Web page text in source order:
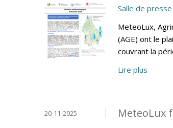
Salle de presse
MeteoLux,
(AGE) ont le
couvrant la
Lire plus
MeteoLux
20-11-2025